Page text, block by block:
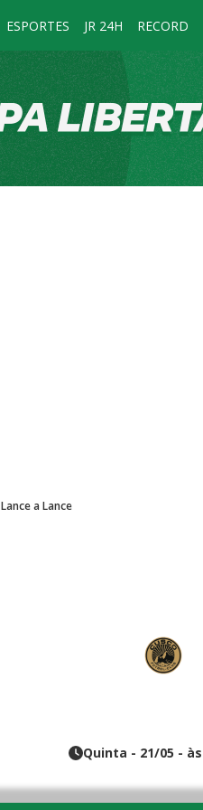
ESPORTES JR 24H RECORD
Lance a Lance
Quinta - 21/05 - às